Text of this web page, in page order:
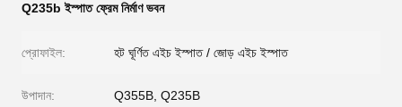
Q235b ইস্পাত ফ্রেম নির্মাণ ভবন
প্রোফাইল: হট ঘূর্ণিত এইচ ইস্পাত / জোড় এইচ ইস্পাত
উপাদান: Q355B, Q235B